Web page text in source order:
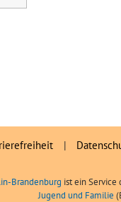
|
Brandenburg ist ein Service
Jugend und Familie